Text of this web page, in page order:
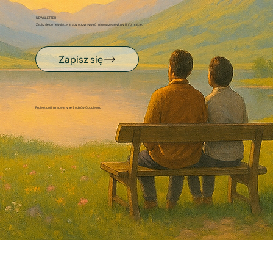
NEWSLETTER
Zapisz się do newslettera, aby otrzymywać najnowsze artykuły i informacje.
Zapisz się
Projekt dofinansowany ze środków Google.org